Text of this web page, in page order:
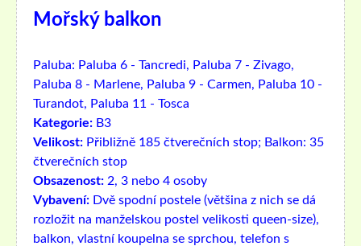
Mořský balkon
Paluba: Paluba 6 - Tancredi, Paluba 7 - Zivago,
Paluba 8 - Marlene, Paluba 9 - Carmen, Paluba 10 -
Turandot, Paluba 11 - Tosca
Kategorie: B3
Velikost: Přibližně 185 čtverečních stop; Balkon: 35
čtverečních stop
Obsazenost: 2, 3 nebo 4 osoby
Vybavení: Dvě spodní postele (většina z nich se dá
rozložit na manželskou postel velikosti queen-size),
balkon, vlastní koupelna se sprchou, telefon s